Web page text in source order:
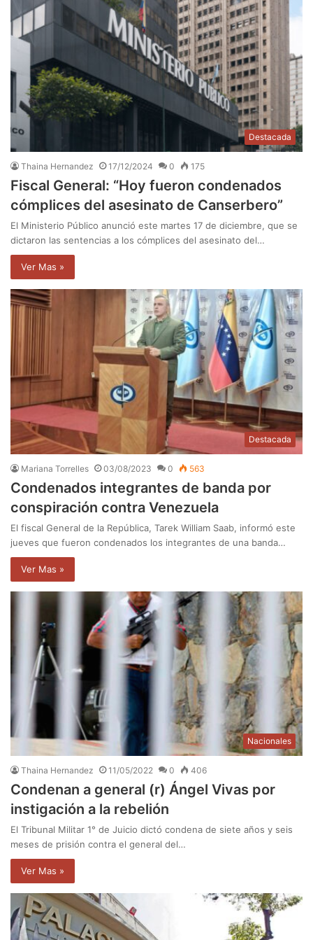
Destacada
Thaina Hernandez 17/12/2024 0 175
Fiscal General: “Hoy fueron condenados
cómplices del asesinato de Canserbero”
El Ministerio Público anunció este martes 17 de diciembre, que se
dictaron las sentencias a los cómplices del asesinato del…
Ver Mas »
Destacada
Mariana Torrelles 03/08/2023 0 563
Condenados integrantes de banda por
conspiración contra Venezuela
El fiscal General de la República, Tarek William Saab, informó este
jueves que fueron condenados los integrantes de una banda…
Ver Mas »
Nacionales
Thaina Hernandez 11/05/2022 0 406
Condenan a general (r) Ángel Vivas por
instigación a la rebelión
El Tribunal Militar 1° de Juicio dictó condena de siete años y seis
meses de prisión contra el general del…
Ver Mas »